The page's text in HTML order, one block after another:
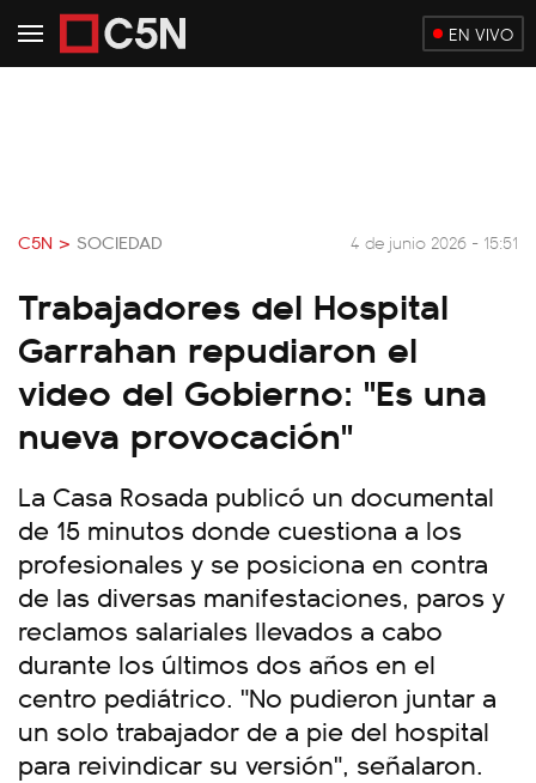
EN VIVO
C5N > SOCIEDAD 4 de junio 2026 - 15:51
Trabajadores del Hospital
Garrahan repudiaron el
video del Gobierno: "Es una
nueva provocación"
La Casa Rosada publicó un documental
de 15 minutos donde cuestiona a los
profesionales y se posiciona en contra
de las diversas manifestaciones, paros y
reclamos salariales llevados a cabo
durante los últimos dos años en el
centro pediátrico. "No pudieron juntar a
un solo trabajador de a pie del hospital
para reivindicar su versión", señalaron.